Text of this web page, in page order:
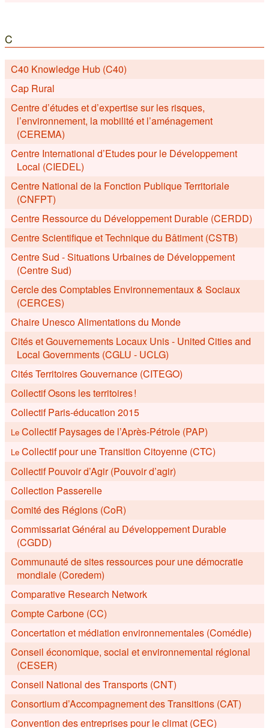
C
C40 Knowledge Hub (C40)
Cap Rural
Centre d’études et d’expertise sur les risques,
l’environnement, la mobilité et l’aménagement
(CEREMA)
Centre International d’Etudes pour le Développement
Local (CIEDEL)
Centre National de la Fonction Publique Territoriale
(CNFPT)
Centre Ressource du Développement Durable (CERDD)
Centre Scientifique et Technique du Bâtiment (CSTB)
Centre Sud - Situations Urbaines de Développement
(Centre Sud)
Cercle des Comptables Environnementaux & Sociaux
(CERCES)
Chaire Unesco Alimentations du Monde
Cités et Gouvernements Locaux Unis - United Cities and
Local Governments (CGLU - UCLG)
Cités Territoires Gouvernance (CITEGO)
Collectif Osons les territoires !
Collectif Paris-éducation 2015
Le Collectif Paysages de l’Après-Pétrole (PAP)
Le Collectif pour une Transition Citoyenne (CTC)
Collectif Pouvoir d’Agir (Pouvoir d’agir)
Collection Passerelle
Comité des Régions (CoR)
Commissariat Général au Développement Durable
(CGDD)
Communauté de sites ressources pour une démocratie
mondiale (Coredem)
Comparative Research Network
Compte Carbone (CC)
Concertation et médiation environnementales (Comédie)
Conseil économique, social et environnemental régional
(CESER)
Conseil National des Transports (CNT)
Consortium d’Accompagnement des Transitions (CAT)
Convention des entreprises pour le climat (CEC)